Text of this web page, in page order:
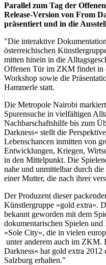
Parallel zum Tag der
Release-Version von From
präsentiert und in die
"Die interaktive
österreichischen
mitten hinein in die
Offenen Tür im ZKM findet in
Workshop sowie die
Hammerle statt.
Die Metropole Nairobi
Spurensuche in vielfältigen
Nachbarschaftshilfe bis zum
Darkness« stellt die
Lebenschancen inmitten von
Entwicklungen, Kriegen,
in den Mittelpunkt. Die
nahe und unmittelbar durch
einer Mutter, die nach ihrer
Der Produzent dieser
Künstlergruppe »gold extra«.
bekannt geworden mit dem
dokumentarischen Spielen und
»Sole City«, die in vielen
unter anderem auch im ZKM.
Darkness« hat gold extra 2012
Salzburg erhalten."